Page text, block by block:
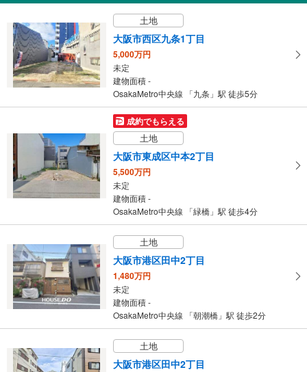
建物面積 97.94m2
OsakaMetro今里筋線 「緑橋」駅 徒歩3分
土地
大阪市西区九条1丁目
5,000万円
未定
建物面積 -
OsakaMetro中央線 「九条」駅 徒歩5分
成約でもらえる
土地
大阪市東成区中本2丁目
5,500万円
未定
建物面積 -
OsakaMetro中央線 「緑橋」駅 徒歩4分
土地
大阪市港区田中2丁目
1,480万円
未定
建物面積 -
OsakaMetro中央線 「朝潮橋」駅 徒歩2分
土地
大阪市港区田中2丁目